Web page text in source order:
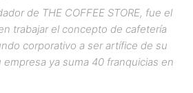
de THE COFFEE STORE, fue el
trabajar el concepto de cafetería
corporativo a ser artífice de su
ya suma 40 franquicias en